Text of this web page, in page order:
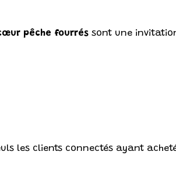
pêche fourrés sont une
les clients connectés ayant